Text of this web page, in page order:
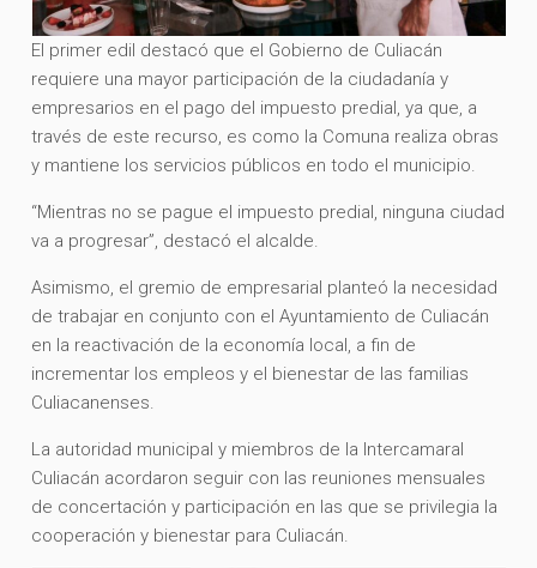
El primer edil destacó que el Gobierno de Culiacán
requiere una mayor participación de la ciudadanía y
empresarios en el pago del impuesto predial, ya que, a
través de este recurso, es como la Comuna realiza obras
y mantiene los servicios públicos en todo el municipio.
“Mientras no se pague el impuesto predial, ninguna ciudad
va a progresar”, destacó el alcalde.
Asimismo, el gremio de empresarial planteó la necesidad
de trabajar en conjunto con el Ayuntamiento de Culiacán
en la reactivación de la economía local, a fin de
incrementar los empleos y el bienestar de las familias
Culiacanenses.
La autoridad municipal y miembros de la Intercamaral
Culiacán acordaron seguir con las reuniones mensuales
de concertación y participación en las que se privilegia la
cooperación y bienestar para Culiacán.